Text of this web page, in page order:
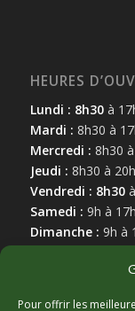
Pour offrir les
HEURES
Lundi : 8h30à
Mardi : 8h30 à
Mercredi : 8h30
Jeudi : 8h30 à
Vendredi : 8h30
Samedi : 9h à 17h
Dimanche : 9h à